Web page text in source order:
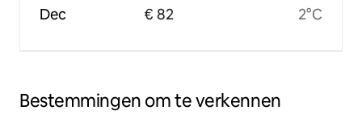
Dec € 82 2°C
Bestemmingen om te verkennen